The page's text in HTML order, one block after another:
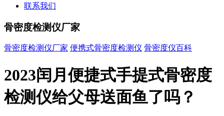
联系我们
骨密度检测仪厂家
骨密度检测仪厂家 便携式骨密度检测仪 骨密度仪百科
2023闰月便捷式手提式骨密度
检测仪给父母送面鱼了吗？